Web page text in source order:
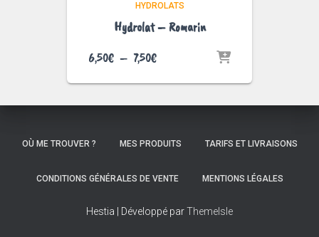
HYDROLATS
Hydrolat – Romarin
6,50€ – 7,50€Plage
prix :
6,50€
OÙ ME TROUVER ? MES PRODUITS TARIFS ET LIVRAISONS
CONDITIONS GÉNÉRALES DE VENTE MENTIONS LÉGALES
Hestia | Développé parThemeIsle